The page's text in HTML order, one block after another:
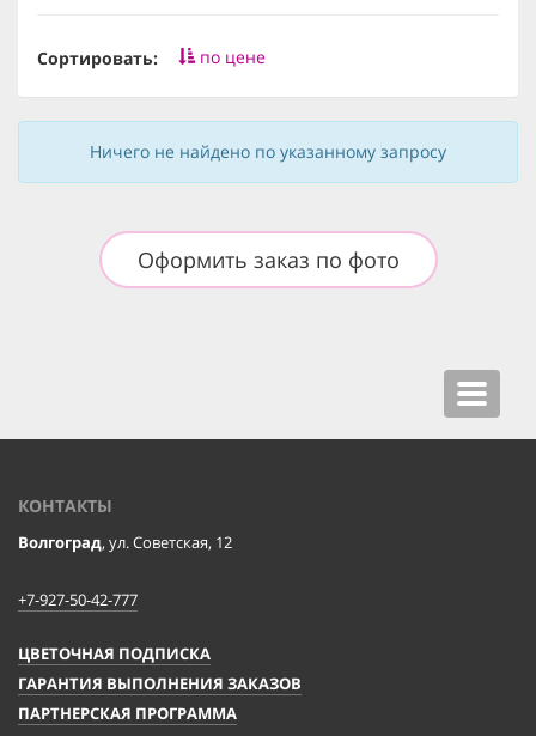
Сортировать: по цене
Ничего не найдено по указанному запросу
Оформить заказ по фото
Toggle
КОНТАКТЫ
Волгоград, ул. Советская, 12
+7-927-50-42-777
ЦВЕТОЧНАЯ ПОДПИСКА
ГАРАНТИЯ ВЫПОЛНЕНИЯ ЗАКАЗОВ
ПАРТНЕРСКАЯ ПРОГРАММА